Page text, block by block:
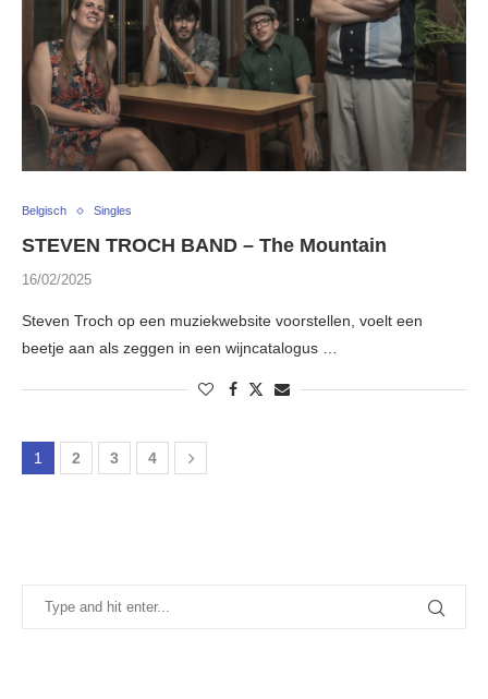
Belgisch Singles
STEVEN TROCH BAND – The Mountain
16/02/2025
Steven Troch op een muziekwebsite voorstellen, voelt een
beetje aan als zeggen in een wijncatalogus …
1 2 3 4